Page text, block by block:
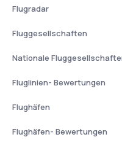
Flugradar
Fluggesellschaften
Nationale
Fluglinien- Bewertungen
Flughäfen
Flughäfen- Bewertungen